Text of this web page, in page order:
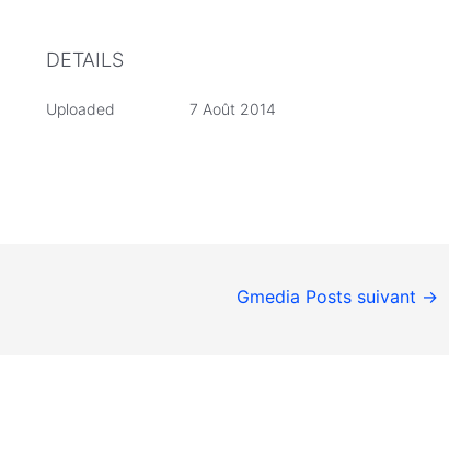
DETAILS
Uploaded 7 Août 2014
Gmedia Posts suivant →